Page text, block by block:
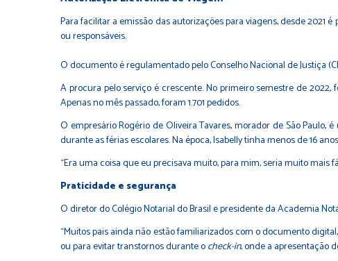
Para facilitar a emissão das autorizações para viagens, desde
ou responsáveis.
O documento é regulamentado pelo Conselho Nacional de Justiça
A procura pelo serviço é crescente. No primeiro semestre de 2022,
Apenas no mês passado, foram 1.701 pedidos.
O empresário Rogério de Oliveira Tavares, morador de São Paulo,
durante as férias escolares. Na época, Isabelly tinha menos de 16
“Era uma coisa que eu precisava muito, para mim, seria muito
Praticidade e segurança
O diretor do Colégio Notarial do Brasil e presidente da Academia
“Muitos pais ainda não estão familiarizados com o documento
ou para evitar transtornos durante ocheck-in, onde a apresentação